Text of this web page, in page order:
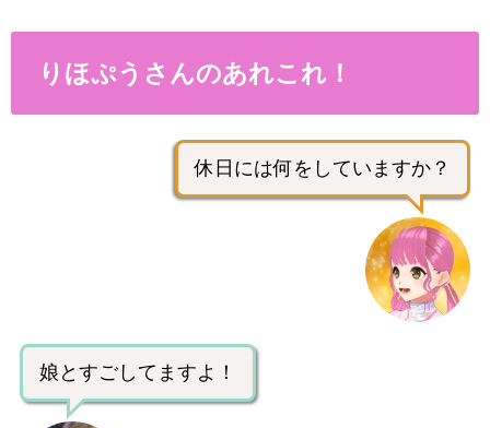
りほぷうさんのあれこれ！
休日には何をしていますか？
娘とすごしてますよ！